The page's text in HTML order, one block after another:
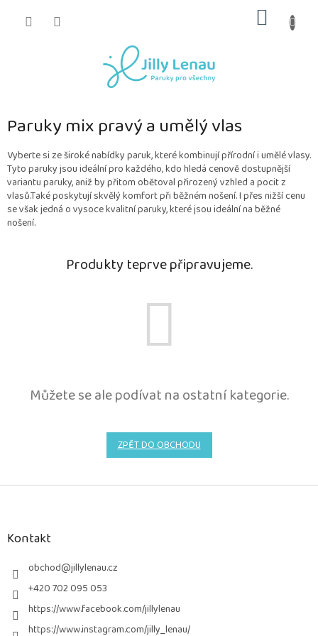
KOŠÍK
Paruky mix pravý a umělý vlas
Vyberte si ze široké nabídky paruk, které kombinují přírodní i umělé vlasy.
Tyto paruky jsou ideální pro každého, kdo hledá cenově dostupnější
variantu paruky, aniž by přitom obětoval přirozený vzhled a pocit z
vlasů.Také poskytují skvělý komfort při běžném nošení. I přes nižší cenu
se však jedná o vysoce kvalitní paruky, které jsou ideální na běžné
nošení.
Produkty teprve připravujeme.
Můžete se ale podívat na ostatní kategorie.
ZPĚT DO OBCHODU
Z
Kontakt
obchod@jillylenau.cz
+420 702 095 053
https://www.facebook.com/jillylenau
https://www.instagram.com/jilly_lenau/